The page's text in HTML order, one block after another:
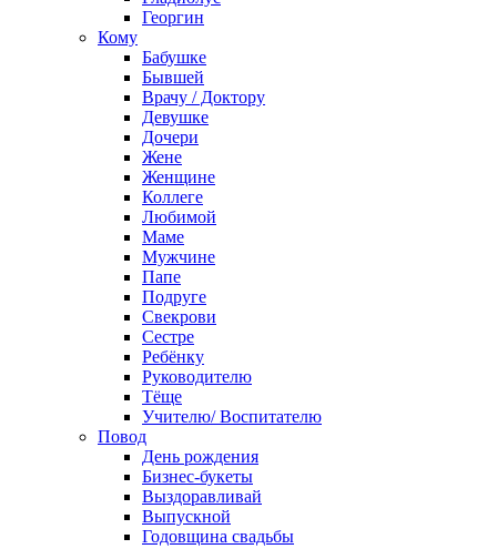
Георгин
Кому
Бабушке
Бывшей
Врачу / Доктору
Девушке
Дочери
Жене
Женщине
Коллеге
Любимой
Маме
Мужчине
Папе
Подруге
Свекрови
Сестре
Ребёнку
Руководителю
Тёще
Учителю/ Воспитателю
Повод
День рождения
Бизнес-букеты
Выздоравливай
Выпускной
Годовщина свадьбы